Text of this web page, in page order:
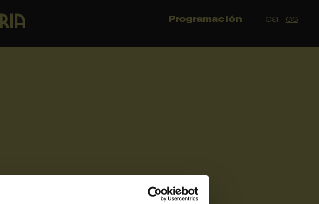
ca es
Programación